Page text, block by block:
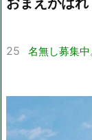
25 名無し募集中